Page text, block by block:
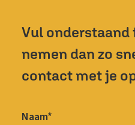
Vul
nemen dan zo
contact met je
Naam*